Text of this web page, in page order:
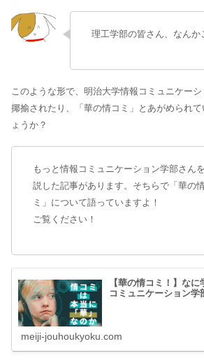
理工学部の皆さん、なんか
このような形で、明治大学情報コミュニケー
揶揄されたり、「華の情コミ」とあがめられ
ょうか？
もっと情報コミュニケーション学部さん
説した記事があります。そちらで「華の
ミ」について語っていますよ！
ご覧ください！
【華の情コミ！】な
コミュニケーション学
meiji-jouhoukyoku.com